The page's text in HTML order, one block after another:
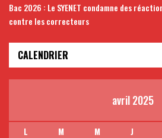
Bac 2026 : Le SYENET condamne des
contre les correcteurs
CALENDRIER
avril 2025
L M M J